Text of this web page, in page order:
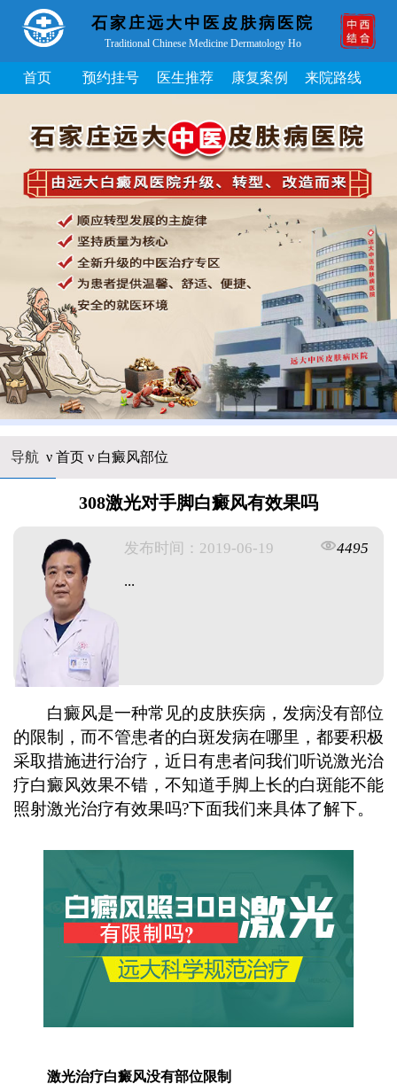
石家庄远大中医皮肤病医院
Traditional Chinese Medicine Dermatology Ho
首页 预约挂号 医生推荐 康复案例 来院路线
导航 ν 首页ν 白癜风部位
308激光对手脚白癜风有效果吗
发布时间：2019-06-19
4495
...
白癜风是一种常见的皮肤疾病，发病没有部位
的限制，而不管患者的白斑发病在哪里，都要积极
采取措施进行治疗，近日有患者问我们听说激光治
疗白癜风效果不错，不知道手脚上长的白斑能不能
照射激光治疗有效果吗?下面我们来具体了解下。
激光治疗白癜风没有部位限制